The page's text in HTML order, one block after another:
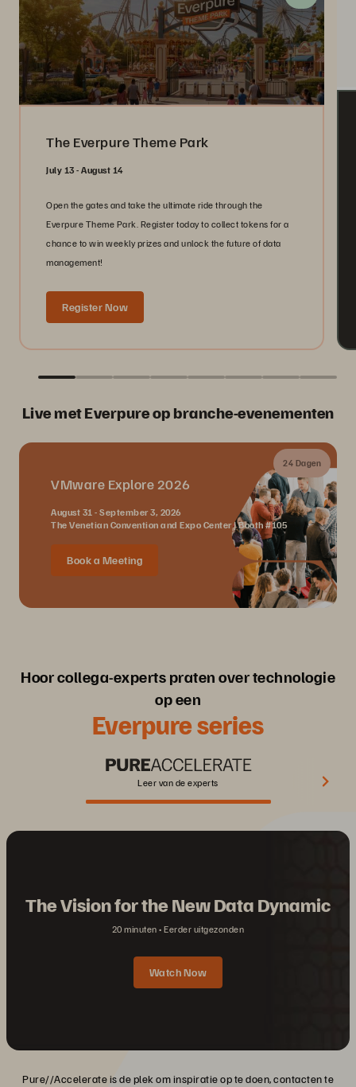
The Everpure Theme Park
July 13 - August 14
Open the gates and take the ultimate ride through the
Everpure Theme Park. Register today to collect tokens for a
chance to win weekly prizes and unlock the future of data
management!
Register Now
Live met Everpure op branche-evenementen
24 Dagen
VMware Explore 2026
August 31 - September 3, 2026
The Venetian Convention and Expo Center | Booth #105
Book a Meeting
Hoor collega-experts praten over technologie
op een
Everpure series
Leer van de experts
The Vision for the New Data Dynamic
20 minuten Eerder uitgezonden
Watch Now
Pure//Accelerate is de plek om inspiratie op te doen, contacten te